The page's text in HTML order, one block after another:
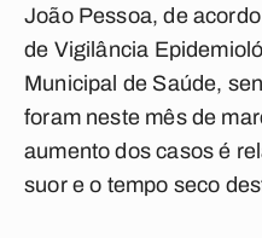
João Pessoa, de
de Vigilância
Municipal de Saúde,
foram neste mês de
aumento dos casos é
suor e o tempo seco